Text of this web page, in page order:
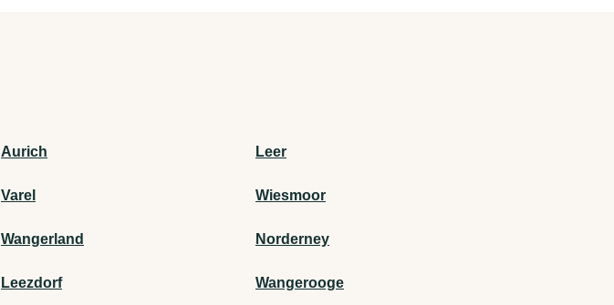
Aurich Leer
Varel Wiesmoor
Wangerland Norderney
Leezdorf Wangerooge